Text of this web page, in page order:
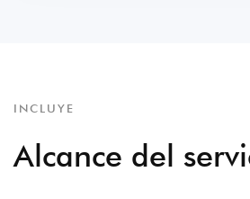
INCLUYE
Alcance del